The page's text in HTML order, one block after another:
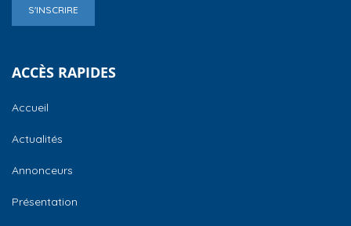
S'INSCRIRE
ACCÈS RAPIDES
Accueil
Actualités
Annonceurs
Présentation